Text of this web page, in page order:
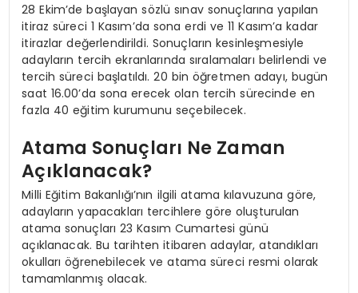
28 Ekim’de başlayan sözlü sınav sonuçlarına yapılan
itiraz süreci 1 Kasım’da sona erdi ve 11 Kasım’a kadar
itirazlar değerlendirildi. Sonuçların kesinleşmesiyle
adayların tercih ekranlarında sıralamaları belirlendi ve
tercih süreci başlatıldı. 20 bin öğretmen adayı, bugün
saat 16.00’da sona erecek olan tercih sürecinde en
fazla 40 eğitim kurumunu seçebilecek.
Atama Sonuçları Ne Zaman
Açıklanacak?
Milli Eğitim Bakanlığı’nın ilgili atama kılavuzuna göre,
adayların yapacakları tercihlere göre oluşturulan
atama sonuçları 23 Kasım Cumartesi günü
açıklanacak. Bu tarihten itibaren adaylar, atandıkları
okulları öğrenebilecek ve atama süreci resmi olarak
tamamlanmış olacak.